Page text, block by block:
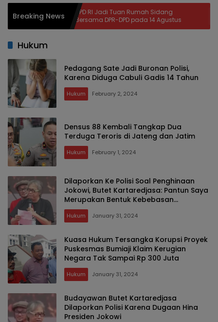
Breaking NewsDPD RI Jadi Tuan Rumah Sidang
Bersama DPR-DPD pada 14 Agustus
Hukum
Pedagang Sate Jadi Buronan Polisi,
Karena Diduga Cabuli Gadis 14 Tahun
Hukum February 2, 2024
Densus 88 Kembali Tangkap Dua
Terduga Teroris di Jateng dan Jatim
Hukum February 1, 2024
Dilaporkan Ke Polisi Soal Penghinaan
Jokowi, Butet Kartaredjasa: Pantun Saya
Merupakan Bentuk Kebebasan
Berekspresi
Hukum January 31, 2024
Kuasa Hukum Tersangka Korupsi Proyek
Puskesmas Bumiaji Klaim Kerugian
Negara Tak Sampai Rp 300 Juta
Hukum January 31, 2024
Budayawan Butet Kartaredjasa
Dilaporkan Polisi Karena Dugaan Hina
Presiden Jokowi